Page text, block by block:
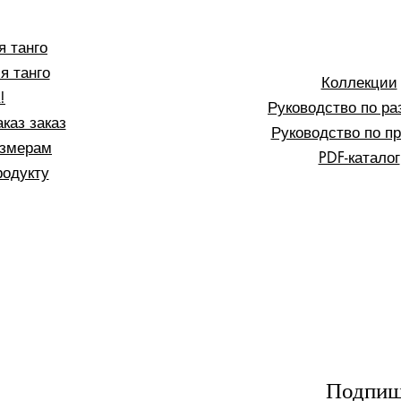
танго
танго
заказ
Коллекции
Руководство по
Руководство по
PDF-каталог